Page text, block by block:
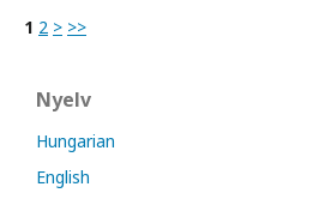
1 2 > >>
Nyelv
Hungarian
English